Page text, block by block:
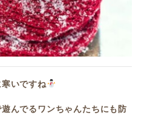
いですね
んでるワンちゃんたちにも防